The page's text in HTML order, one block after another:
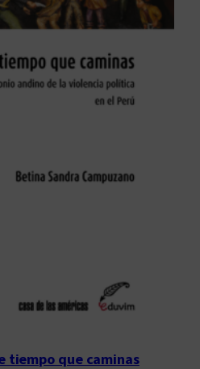
tiempo que caminas